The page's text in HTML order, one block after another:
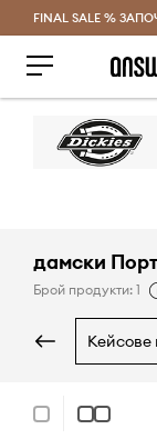
FINAL SALE %
дамски
Брой продукти: 1